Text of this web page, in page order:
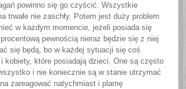
powinno się go czyścić. Wszystkie
nie zaschły. Potem jest duży problem
w każdym momencie, jeżeli posiada się
pewnością nieraz będzie się z niej
się będą, bo w każdej sytuacji się coś
kobiety, które posiadają dzieci. One są często
i nie koniecznie są w stanie utrzymać
zareagować natychmiast i plamę